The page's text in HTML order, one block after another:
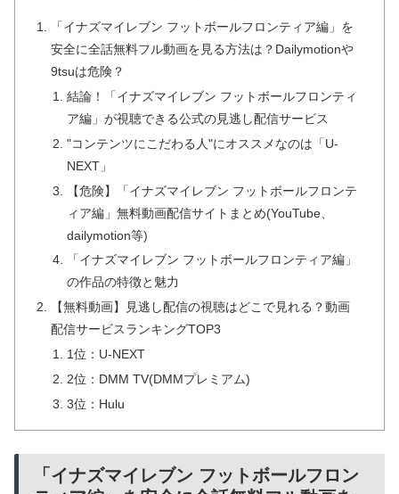
「イナズマイレブン フットボールフロンティア編」を
安全に全話無料フル動画を見る方法は？Dailymotionや
9tsuは危険？
結論！「イナズマイレブン フットボールフロンティ
ア編」が視聴できる公式の見逃し配信サービス
"コンテンツにこだわる人"にオススメなのは「U-
NEXT」
【危険】「イナズマイレブン フットボールフロンテ
ィア編」無料動画配信サイトまとめ(YouTube、
dailymotion等)
「イナズマイレブン フットボールフロンティア編」
の作品の特徴と魅力
【無料動画】見逃し配信の視聴はどこで見れる？動画
配信サービスランキングTOP3
1位：U-NEXT
2位：DMM TV(DMMプレミアム)
3位：Hulu
「イナズマイレブン フットボールフロン